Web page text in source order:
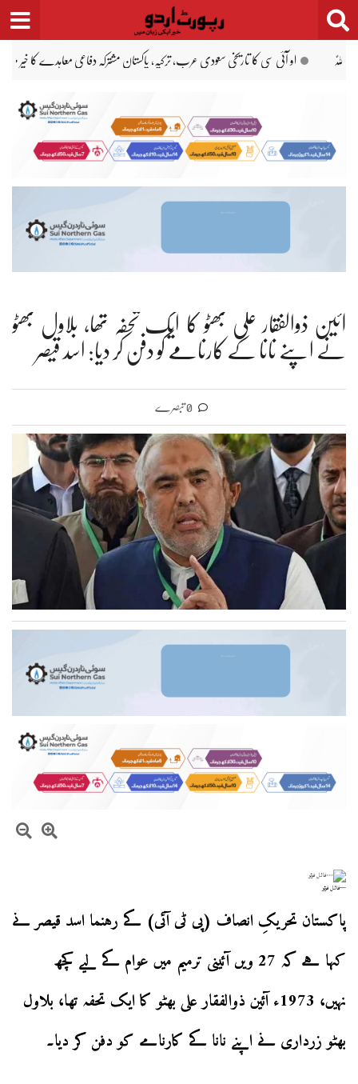
Skip
to
content
مریم نواز کا ستھرا پنجاب ورکرز کو ہر ماہ 5 تاریخ تک تنخواہ ادائیگی کا حکم عبداللّٰہ طاہر
آئین ذوالفقار علی بھٹو کا ایک تحفہ تھا، بلاول بھٹو
نے اپنے نانا کے کارنامے کو دفن کر دیا: اسد قیصر
0 تبصرے
—فائل فوٹو
پاکستان تحریکِ انصاف (پی ٹی آئی) کے رہنما اسد قیصر نے
کہا ہے کہ 27 ویں آئینی ترمیم میں عوام کے لیے کچھ
نہیں، 1973ء آئین ذوالفقار علی بھٹو کا ایک تحفہ تھا، بلاول
بھٹو زرداری نے اپنے نانا کے کارنامے کو دفن کر دیا۔